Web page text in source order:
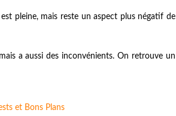
pleine, mais reste un aspect plus négatif de
a aussi des inconvénients. On retrouve un